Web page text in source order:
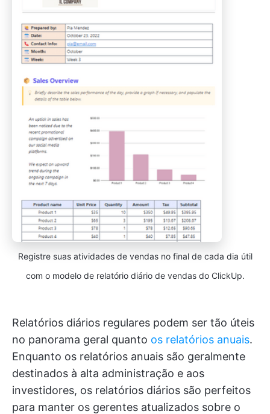
Registre suas atividades de vendas no final de cada dia útil
com o modelo de relatório diário de vendas do ClickUp.
Relatórios diários regulares podem ser tão úteis
no panorama geral quanto os relatórios anuais.
Enquanto os relatórios anuais são geralmente
destinados à alta administração e aos
investidores, os relatórios diários são perfeitos
para manter os gerentes atualizados sobre o